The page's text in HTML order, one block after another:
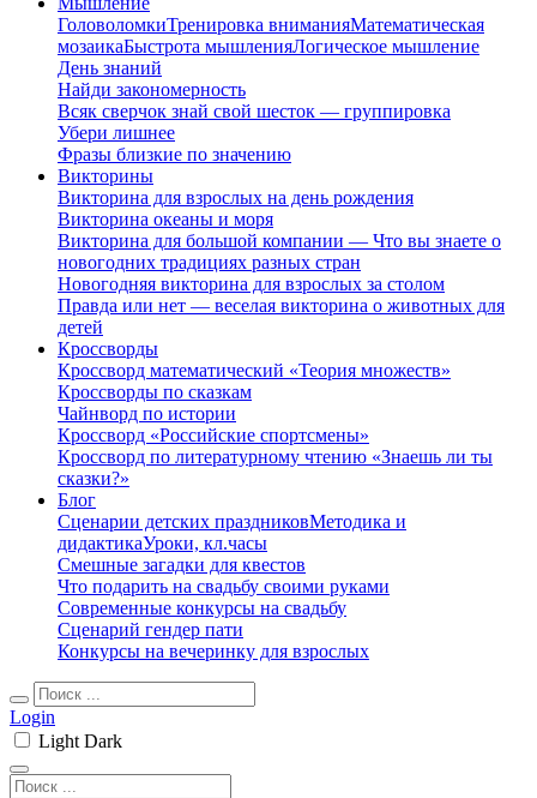
ГоловоломкиТренировка вниманияМатематическая
мозаикаБыстрота мышленияЛогическое мышление
День знаний
Найди закономерность
Всяк сверчок знай свой шесток — группировка
Убери лишнее
Фразы близкие по значению
Викторины
Викторина для взрослых на день рождения
Викторина океаны и моря
Викторина для большой компании — Что вы знаете о
новогодних традициях разных стран
Новогодняя викторина для взрослых за столом
Правда или нет — веселая викторина о животных для
детей
Кроссворды
Кроссворд математический «Теория множеств»
Кроссворды по сказкам
Чайнворд по истории
Кроссворд «Российские спортсмены»
Кроссворд по литературному чтению «Знаешь ли ты
сказки?»
Блог
Сценарии детских праздниковМетодика и
дидактикаУроки, кл.часы
Смешные загадки для квестов
Что подарить на свадьбу своими руками
Современные конкурсы на свадьбу
Сценарий гендер пати
Конкурсы на вечеринку для взрослых
Login
Light Dark